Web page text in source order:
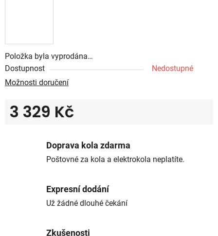
Položka byla vyprodána…
Dostupnost
Nedostupné
Možnosti doručení
3 329 Kč
Doprava kola zdarma
Poštovné za kola a elektrokola neplatíte.
Expresní dodání
Už žádné dlouhé čekání
Zkušenosti